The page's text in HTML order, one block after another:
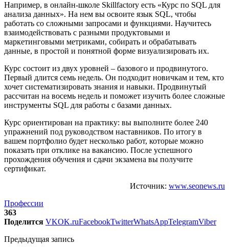
Например, в онлайн-школе Skillfactory есть «Курс по SQL для
анализа данных». На нем вы освоите язык SQL, чтобы
работать со сложными запросами и функциями. Научитесь
взаимодействовать с разными продуктовыми и
маркетинговыми метриками, собирать и обрабатывать
данные, в простой и понятной форме визуализировать их.
Курс состоит из двух уровней – базового и продвинутого.
Первый длится семь недель. Он подходит новичкам и тем, кто
хочет систематизировать знания и навыки. Продвинутый
рассчитан на восемь недель и поможет изучить более сложные
инструменты SQL для работы с базами данных.
Курс ориентирован на практику: вы выполните более 240
упражнений под руководством наставников. По итогу в
вашем портфолио будет несколько работ, которые можно
показать при отклике на вакансию. После успешного
прохождения обучения и сдачи экзамена вы получите
сертификат.
Источник: www.seonews.ru
Профессии
363
Поделится VKOK.ruFacebookTwitterWhatsAppTelegramViber
Предыдущая запись